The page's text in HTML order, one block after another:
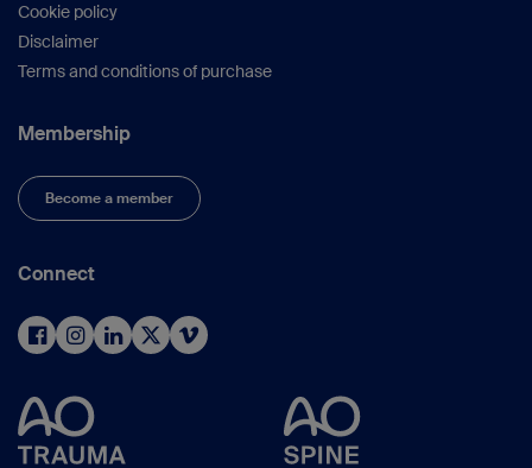
Cookie policy
Disclaimer
Terms and conditions of purchase
Membership
Become a member
Connect